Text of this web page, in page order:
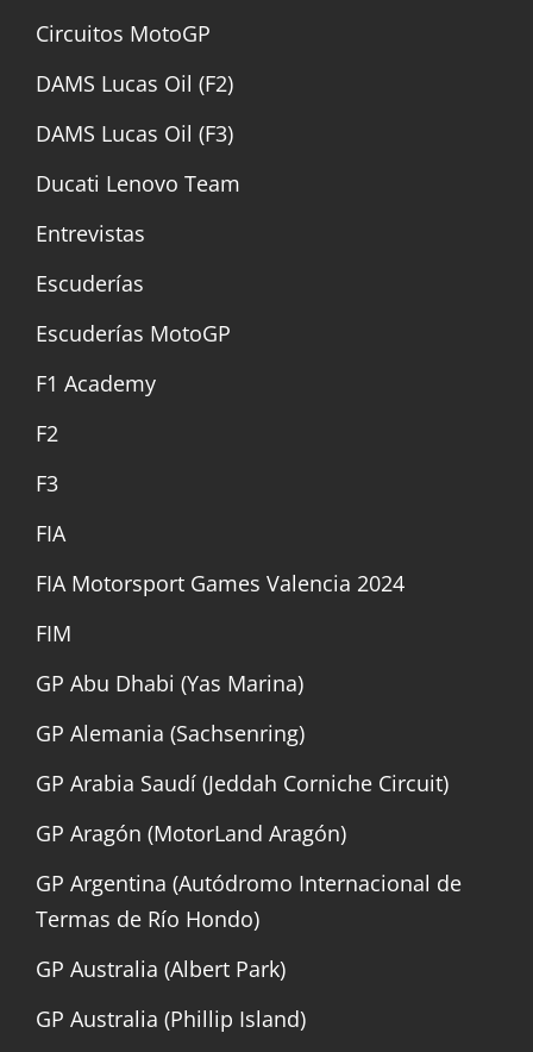
Circuitos MotoGP
DAMS Lucas Oil (F2)
DAMS Lucas Oil (F3)
Ducati Lenovo Team
Entrevistas
Escuderías
Escuderías MotoGP
F1 Academy
F2
F3
FIA
FIA Motorsport Games Valencia 2024
FIM
GP Abu Dhabi (Yas Marina)
GP Alemania (Sachsenring)
GP Arabia Saudí (Jeddah Corniche Circuit)
GP Aragón (MotorLand Aragón)
GP Argentina (Autódromo Internacional de
Termas de Río Hondo)
GP Australia (Albert Park)
GP Australia (Phillip Island)